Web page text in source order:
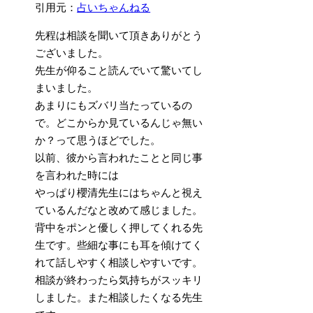
引用元：占いちゃんねる
先程は相談を聞いて頂きありがとう
ございました。
先生が仰ること読んでいて驚いてし
まいました。
あまりにもズバリ当たっているの
で。どこからか見ているんじゃ無い
か？って思うほどでした。
以前、彼から言われたことと同じ事
を言われた時には
やっぱり櫻清先生にはちゃんと視え
ているんだなと改めて感じました。
背中をポンと優しく押してくれる先
生です。些細な事にも耳を傾けてく
れて話しやすく相談しやすいです。
相談が終わったら気持ちがスッキリ
しました。また相談したくなる先生